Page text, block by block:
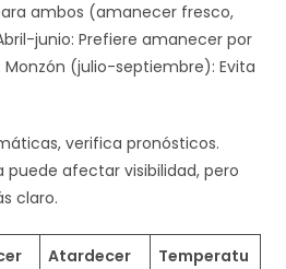
ambos (amanecer fresco,
junio: Prefiere amanecer por
(julio-septiembre): Evita
verifica pronósticos.
afectar visibilidad, pero
claro.
Atardecer
Temperatu